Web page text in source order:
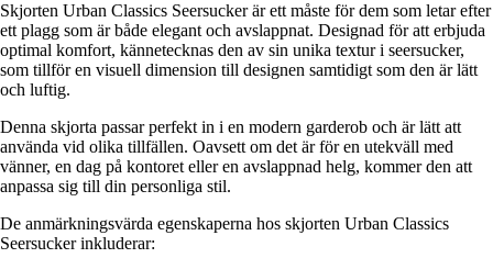
Skjorten Urban Classics Seersucker är ett måste för dem som letar efter
ett plagg som är både elegant och avslappnat. Designad för att erbjuda
optimal komfort, kännetecknas den av sin unika textur i seersucker,
som tillför en visuell dimension till designen samtidigt som den är lätt
och luftig.
Denna skjorta passar perfekt in i en modern garderob och är lätt att
använda vid olika tillfällen. Oavsett om det är för en utekväll med
vänner, en dag på kontoret eller en avslappnad helg, kommer den att
anpassa sig till din personliga stil.
De anmärkningsvärda egenskaperna hos skjorten Urban Classics
Seersucker inkluderar: